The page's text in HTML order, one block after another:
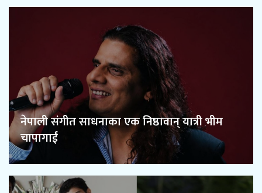
नेपाली संगीत साधनाका एक निष्ठावान् यात्री भीम
चापागाईं